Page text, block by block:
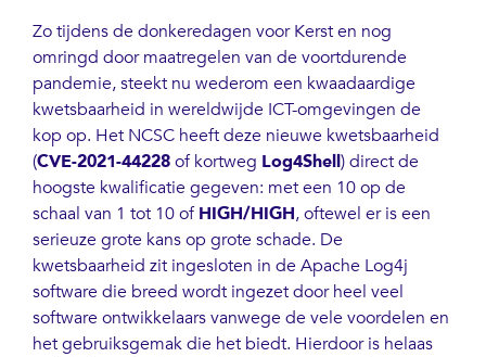
Zo tijdens de donkeredagen voor Kerst en nog
omringd door maatregelen van de voortdurende
pandemie, steekt nu wederom een kwaadaardige
kwetsbaarheid in wereldwijde ICT-omgevingen de
kop op. Het NCSC heeft deze nieuwe kwetsbaarheid
(CVE-2021-44228of kortweg Log4Shell) direct de
hoogste kwalificatie gegeven: met een 10 op de
schaal van 1 tot 10 ofHIGH/HIGH, oftewel er is een
serieuze grote kans op grote schade. De
kwetsbaarheid zit ingesloten in de Apache Log4j
software die breed wordt ingezet door heel veel
software ontwikkelaars vanwege de vele voordelen en
het gebruiksgemak die het biedt. Hierdoor is helaas